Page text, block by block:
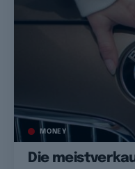
MONEY
Die